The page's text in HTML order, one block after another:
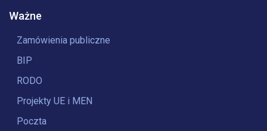
Ważne
Zamówienia publiczne
BIP
RODO
Projekty UE i MEN
Poczta